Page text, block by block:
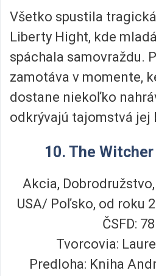
Všetko spustila
Liberty Hight, kde
spáchala samovraždu.
zamotáva v momente,
dostane niekoľko
odkrývajú tajomstvá jej
10. The
Akcia,
USA/ Poľsko, od roku
ČSFD:
Tvorcovia:
Predloha: Kniha